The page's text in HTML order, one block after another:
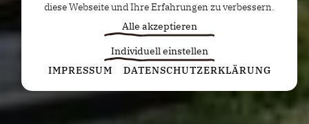
diese Webseite und Ihre Erfahrungen zu verbessern.
Alle akzeptieren
Individuell einstellen
Statistiken
Diese Cookies erfassen anonyme Statistiken. Diese
Informationen helfen uns zu verstehen, wie wir
unsere Website noch weiter optimieren können.
IMPRESSUM DATENSCHUTZERKLÄRUNG